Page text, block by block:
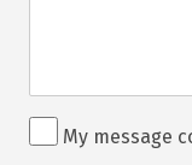
Rendezvénnyel
kapcsolatos
My message